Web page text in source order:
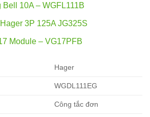
10A – WGFL111B
3P 125A JG325S
Module – VG17PFB
Hager
WGDL111EG
Công tắc đơn